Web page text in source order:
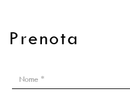
Prenota